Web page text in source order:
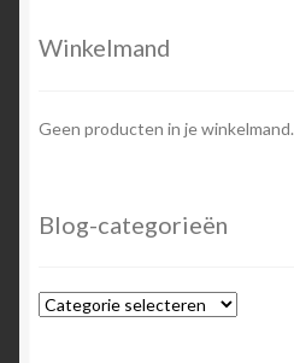
Winkelmand
Geen producten in je winkelmand.
Blog-categorieën
Blog-